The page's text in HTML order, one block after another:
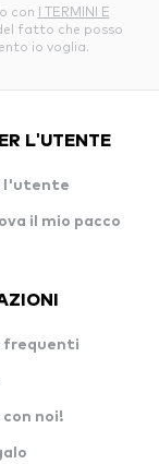
con I TERMINI E
fatto che posso
io voglia.
L'UTENTE
l'utente
il mio pacco
frequenti
noi!